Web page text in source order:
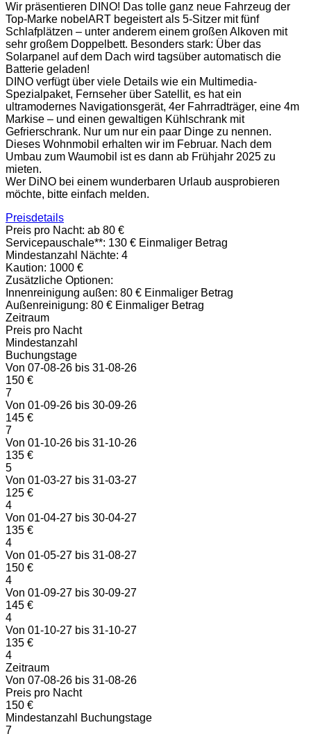
Wir präsentieren DINO! Das tolle ganz neue Fahrzeug der
Top-Marke nobelART begeistert als 5-Sitzer mit fünf
Schlafplätzen – unter anderem einem großen Alkoven mit
sehr großem Doppelbett. Besonders stark: Über das
Solarpanel auf dem Dach wird tagsüber automatisch die
Batterie geladen!
DINO verfügt über viele Details wie ein Multimedia-
Spezialpaket, Fernseher über Satellit, es hat ein
ultramodernes Navigationsgerät, 4er Fahrradträger, eine 4m
Markise – und einen gewaltigen Kühlschrank mit
Gefrierschrank. Nur um nur ein paar Dinge zu nennen.
Dieses Wohnmobil erhalten wir im Februar. Nach dem
Umbau zum Waumobil ist es dann ab Frühjahr 2025 zu
mieten.
Wer DiNO bei einem wunderbaren Urlaub ausprobieren
möchte, bitte einfach melden.
Preisdetails
Preis pro Nacht: ab 80 €
Servicepauschale**: 130 € Einmaliger Betrag
Mindestanzahl Nächte: 4
Kaution: 1000 €
Zusätzliche Optionen:
Innenreinigung außen: 80 € Einmaliger Betrag
Außenreinigung: 80 € Einmaliger Betrag
Zeitraum
Preis pro Nacht
Mindestanzahl
Buchungstage
Von 07-08-26 bis 31-08-26
150 €
7
Von 01-09-26 bis 30-09-26
145 €
7
Von 01-10-26 bis 31-10-26
135 €
5
Von 01-03-27 bis 31-03-27
125 €
4
Von 01-04-27 bis 30-04-27
135 €
4
Von 01-05-27 bis 31-08-27
150 €
4
Von 01-09-27 bis 30-09-27
145 €
4
Von 01-10-27 bis 31-10-27
135 €
4
Zeitraum
Von 07-08-26 bis 31-08-26
Preis pro Nacht
150 €
Mindestanzahl Buchungstage
7